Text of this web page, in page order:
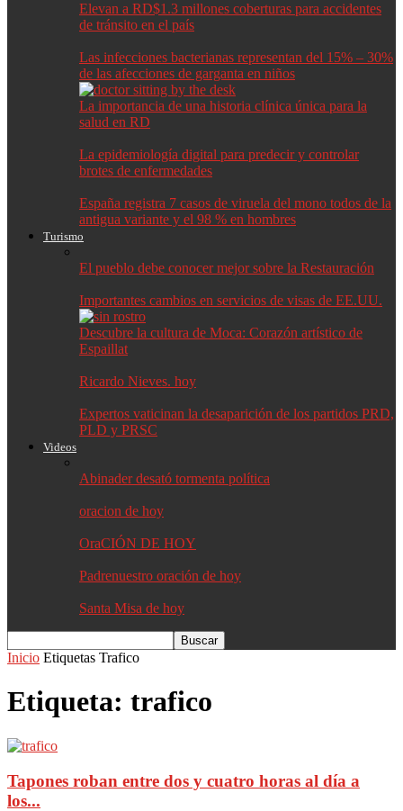
Elevan a RD$1.3 millones coberturas para accidentes
de tránsito en el país
Las infecciones bacterianas representan del 15% – 30%
de las afecciones de garganta en niños
La importancia de una historia clínica única para la
salud en RD
La epidemiología digital para predecir y controlar
brotes de enfermedades
España registra 7 casos de viruela del mono todos de la
antigua variante y el 98 % en hombres
Turismo
El pueblo debe conocer mejor sobre la Restauración
Importantes cambios en servicios de visas de EE.UU.
Descubre la cultura de Moca: Corazón artístico de
Espaillat
Ricardo Nieves. hoy
Expertos vaticinan la desaparición de los partidos PRD,
PLD y PRSC
Videos
Abinader desató tormenta política
oracion de hoy
OraCIÓN DE HOY
Padrenuestro oración de hoy
Santa Misa de hoy
Inicio Etiquetas Trafico
Etiqueta: trafico
Tapones roban entre dos y cuatro horas al día a
los...